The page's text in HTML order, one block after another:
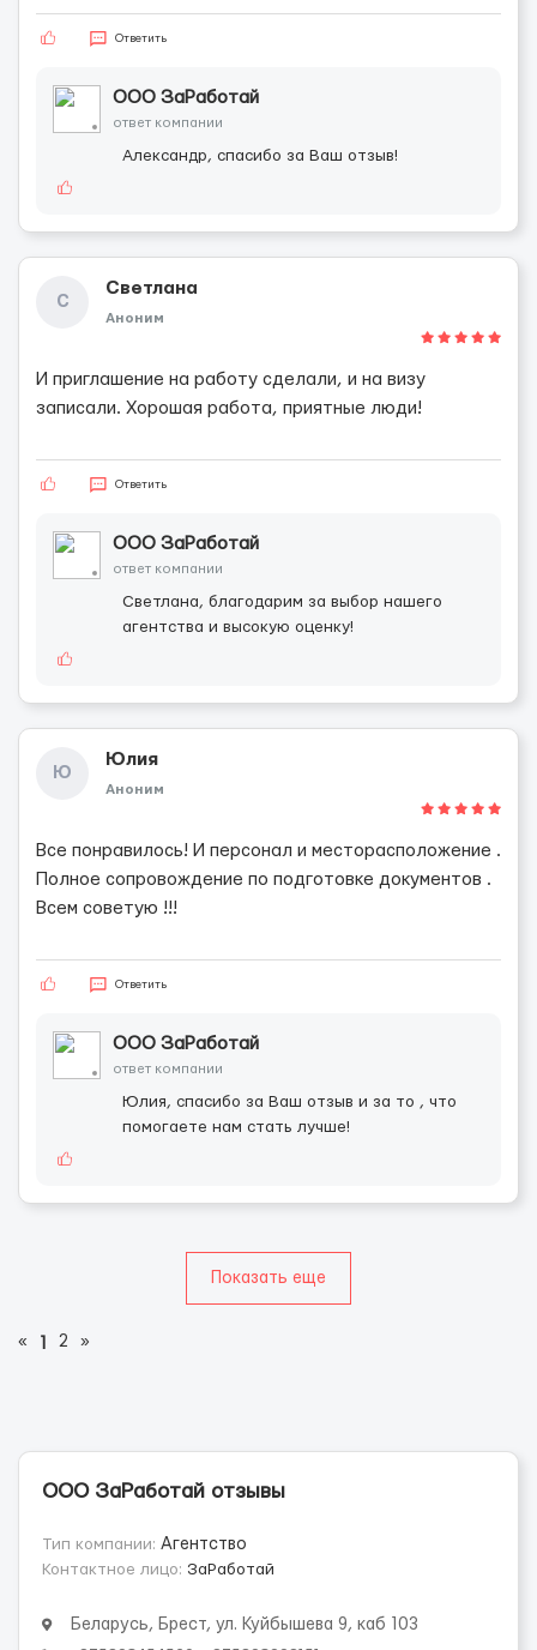
Ответить
ООО ЗаРаботай
ответ компании
Александр, спасибо за Ваш отзыв!
С
Светлана
Аноним
И приглашение на работу сделали, и на визу
записали. Хорошая работа, приятные люди!
Ответить
ООО ЗаРаботай
ответ компании
Светлана, благодарим за выбор нашего
агентства и высокую оценку!
Ю
Юлия
Аноним
Все понравилось! И персонал и месторасположение .
Полное сопровождение по подготовке документов .
Всем советую !!!
Ответить
ООО ЗаРаботай
ответ компании
Юлия, спасибо за Ваш отзыв и за то , что
помогаете нам стать лучше!
Показать еще
« 2 »
ООО ЗаРаботай отзывы
Тип компании: Агентство
Контактное лицо: ЗаРаботай
Беларусь, Брест, ул. Куйбышева 9, каб 103